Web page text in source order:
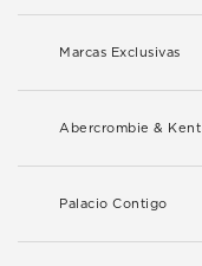
Marcas Exclusivas
Abercrombie & Kent
Palacio Contigo